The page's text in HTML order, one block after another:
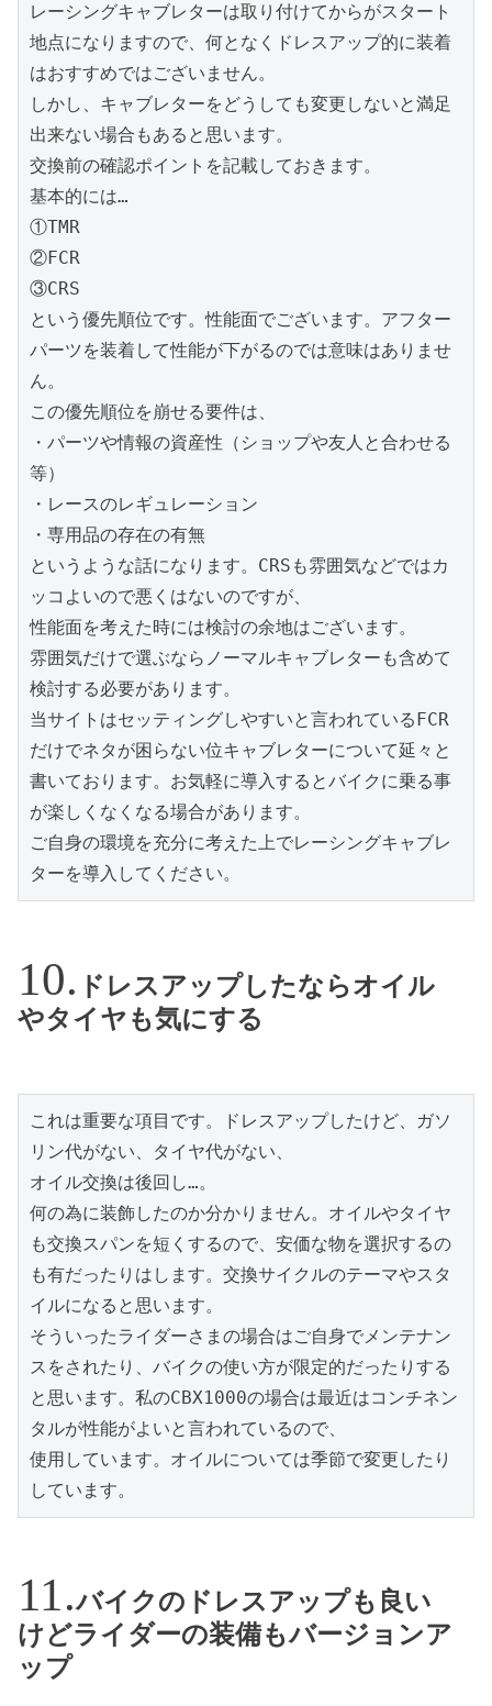
レーシングキャブレターは取り付けてからがスタート
地点になりますので、何となくドレスアップ的に装着
はおすすめではございません。
しかし、キャブレターをどうしても変更しないと満足
出来ない場合もあると思います。
交換前の確認ポイントを記載しておきます。
基本的には…
①TMR
②FCR
③CRS
という優先順位です。性能面でございます。アフター
パーツを装着して性能が下がるのでは意味はありませ
ん。
この優先順位を崩せる要件は、
・パーツや情報の資産性（ショップや友人と合わせる
等）
・レースのレギュレーション
・専用品の存在の有無
というような話になります。CRSも雰囲気などではカ
ッコよいので悪くはないのですが、
性能面を考えた時には検討の余地はございます。
雰囲気だけで選ぶならノーマルキャブレターも含めて
検討する必要があります。
当サイトはセッティングしやすいと言われているFCR
だけでネタが困らない位キャブレターについて延々と
書いております。お気軽に導入するとバイクに乗る事
が楽しくなくなる場合があります。
ご自身の環境を充分に考えた上でレーシングキャブレ
ターを導入してください。
ドレスアップしたならオイル
やタイヤも気にする
これは重要な項目です。ドレスアップしたけど、ガソ
リン代がない、タイヤ代がない、
オイル交換は後回し…。
何の為に装飾したのか分かりません。オイルやタイヤ
も交換スパンを短くするので、安価な物を選択するの
も有だったりはします。交換サイクルのテーマやスタ
イルになると思います。
そういったライダーさまの場合はご自身でメンテナン
スをされたり、バイクの使い方が限定的だったりする
と思います。私のCBX1000の場合は最近はコンチネン
タルが性能がよいと言われているので、
使用しています。オイルについては季節で変更したり
しています。
バイクのドレスアップも良い
けどライダーの装備もバージョンア
ップ